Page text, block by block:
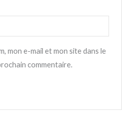
mon e-mail et mon site dans le
commentaire.